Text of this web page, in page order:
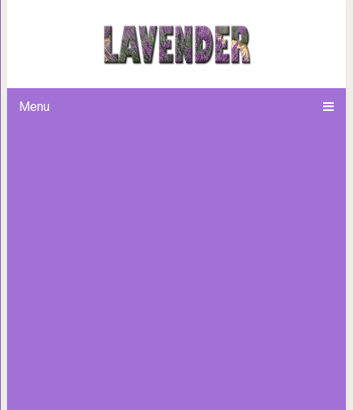
Menu
Фаршированная